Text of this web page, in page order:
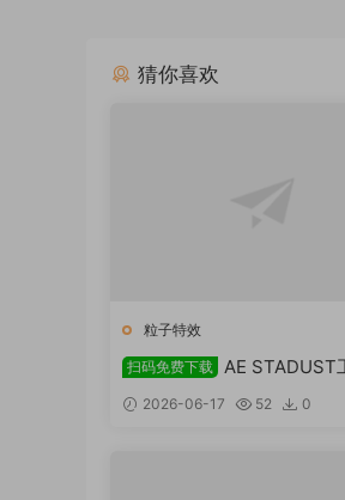
猜你喜欢
粒子特效
扫码免费下载 AE STADUST
2026-06-17 52 0